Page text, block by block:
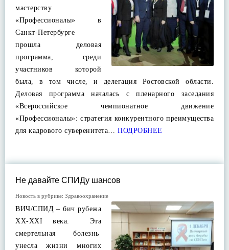
мастерству
«Профессионалы» в
Санкт-Петербурге
прошла деловая
программа, среди
участников которой
была, в том числе, и делегация Ростовской области.
Деловая программа началась с пленарного заседания
«Всероссийское чемпионатное движение
«Профессионалы»: стратегия конкурентного преимущества
для кадрового суверенитета… ПОДРОБНЕЕ
Не давайте СПИДу шансов
Новость в рубрике: Здравоохранение
ВИЧ/СПИД – бич рубежа
XX-XXI века. Эта
смертельная болезнь
унесла жизни многих